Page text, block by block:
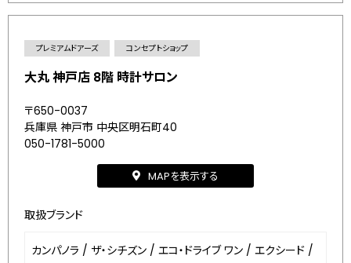
プレミアムドアーズ コンセプトショップ
大丸 神戸店 8階 時計サロン
〒650-0037
兵庫県 神戸市 中央区明石町40
050-1781-5000
MAPを表示する
取扱ブランド
カンパノラ / ザ・シチズン / エコ・ドライブ ワン / エクシード /